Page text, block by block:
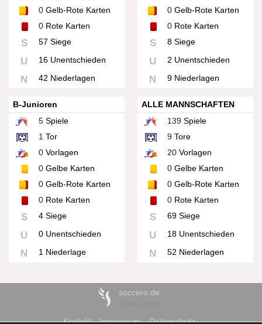
0 Gelb-Rote Karten
0 Rote Karten
S 57 Siege
U 16 Unentschieden
N 42 Niederlagen
0Gelb-Rote Karten
0Rote Karten
S 8 Siege
U 2 Unentschieden
N 9 Niederlagen
B-Junioren
5 Spiele
1 Tor
0 Vorlagen
0 Gelbe Karten
0 Gelb-Rote Karten
0 Rote Karten
S 4 Siege
U 0 Unentschieden
N 1 Niederlage
ALLE MANNSCHAFTEN
139Spiele
9Tore
20Vorlagen
0Gelbe Karten
0Gelb-Rote Karten
0Rote Karten
S 69 Siege
U 18 Unentschieden
N 52 Niederlagen
soccero.de
Kontakt Impressum Datenschutz